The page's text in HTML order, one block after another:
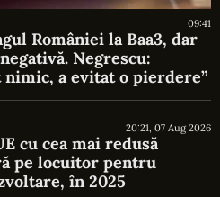
09:41
României la Baa3, dar
Negrescu:
nimic, a evitat o pierdere”
20:21, 07 Aug 2026
cu cea mai redusă
pe locuitor pentru
în 2025